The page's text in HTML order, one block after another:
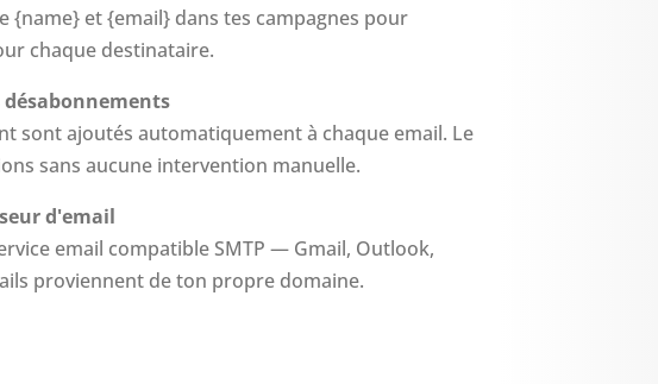
{name} et {email} dans tes campagnes pour
chaque destinataire.
sont ajoutés automatiquement à chaque email. Le
sans aucune intervention manuelle.
d'email
email compatible SMTP — Gmail, Outlook,
proviennent de ton propre domaine.